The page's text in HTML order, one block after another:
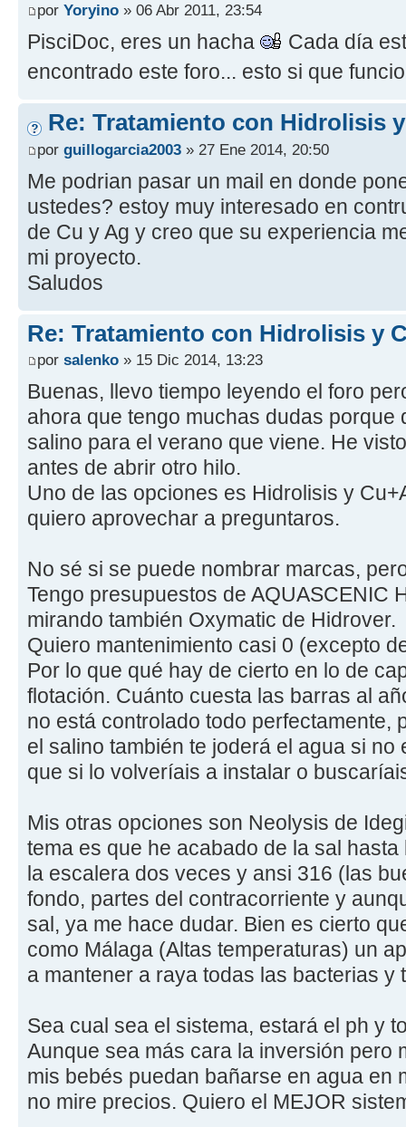
por Yoryino » 06 Abr 2011, 23:54
PisciDoc, eres un hacha
Cada día
encontrado este foro... esto si que
Re: Tratamiento con Hidrolisis
por guillogarcia2003 » 27 Ene 2014, 20:50
Me podrian pasar un mail en donde
ustedes? estoy muy interesado en
de Cu y Ag y creo que su experiencia
mi proyecto.
Saludos
Re: Tratamiento con Hidrolisis y
por salenko » 15 Dic 2014, 13:23
Buenas, llevo tiempo leyendo el foro
ahora que tengo muchas dudas porque
salino para el verano que viene. He
antes de abrir otro hilo.
Uno de las opciones es Hidrolisis y
quiero aprovechar a preguntaros.
No sé si se puede nombrar marcas,
Tengo presupuestos de AQUASCENIC
mirando también Oxymatic de Hidrover.
Quiero mantenimiento casi 0 (excepto
Por lo que qué hay de cierto en lo de
flotación. Cuánto cuesta las barras al
no está controlado todo perfectamente,
el salino también te joderá el agua si no
que si lo volveríais a instalar o
Mis otras opciones son Neolysis de
tema es que he acabado de la sal
la escalera dos veces y ansi 316 (las
fondo, partes del contracorriente y
sal, ya me hace dudar. Bien es cierto
como Málaga (Altas temperaturas) un
a mantener a raya todas las bacterias y
Sea cual sea el sistema, estará el ph y
Aunque sea más cara la inversión pero
mis bebés puedan bañarse en agua en
no mire precios. Quiero el MEJOR